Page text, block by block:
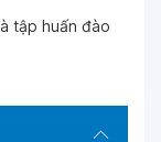
tập huấn đào